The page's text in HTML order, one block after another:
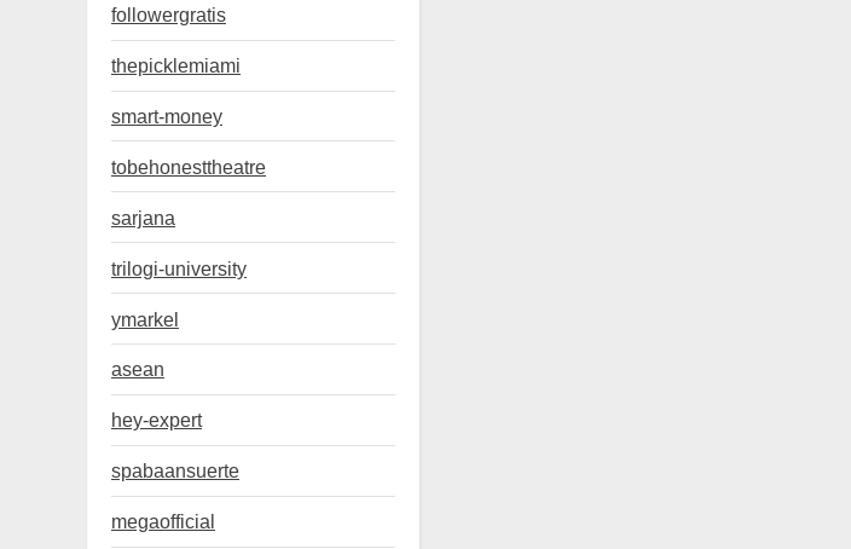
followergratis
thepicklemiami
smart-money
tobehonesttheatre
sarjana
trilogi-university
ymarkel
asean
hey-expert
spabaansuerte
megaofficial